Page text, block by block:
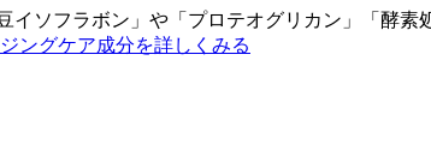
イソフラボン」や「プロテオグリカン」「酵
ングケア成分を詳しくみる